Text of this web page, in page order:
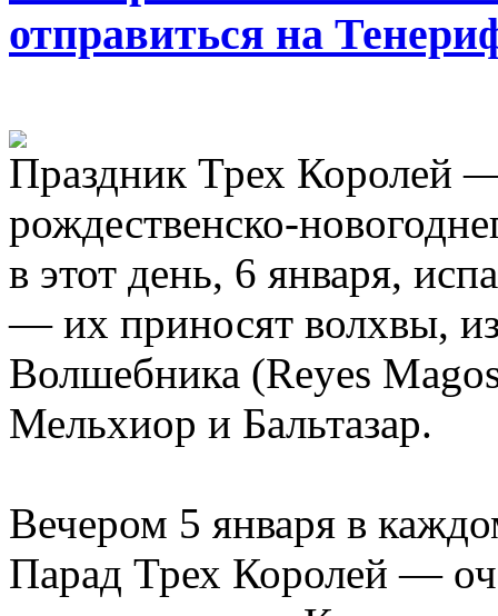
отправиться на
Праздник Трех Королей
рождественско-
в этот день, 6 января,
— их приносят волхвы,
Волшебника (Reyes
Мельхиор и Бальтазар.
Вечером 5 января в
Парад Трех Королей —